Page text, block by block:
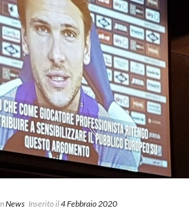
News Inserito il4 Febbraio 2020